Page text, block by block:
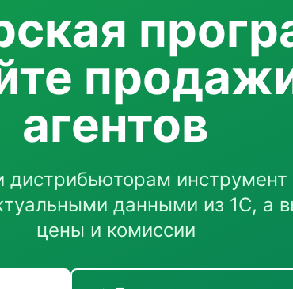
агентов
дистрибьюторам
данными из 1С, а
цены и комиссии